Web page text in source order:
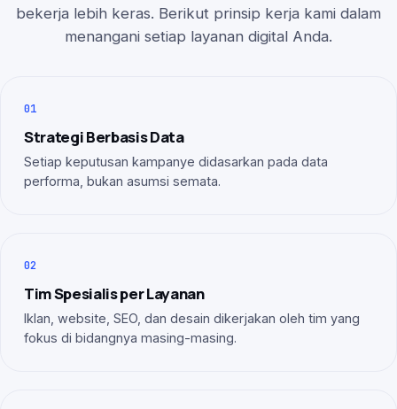
bekerja lebih keras. Berikut prinsip kerja kami dalam
menangani setiap layanan digital Anda.
01
Strategi Berbasis Data
Setiap keputusan kampanye didasarkan pada data
performa, bukan asumsi semata.
02
Tim Spesialis per Layanan
Iklan, website, SEO, dan desain dikerjakan oleh tim yang
fokus di bidangnya masing-masing.